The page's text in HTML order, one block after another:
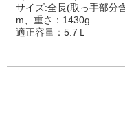
サイズ:全長(取っ手部分
m、重さ：1430g
適正容量：5.7Ｌ